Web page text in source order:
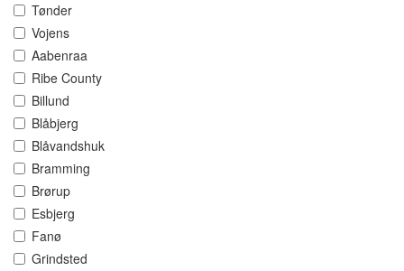
Tønder
Vojens
Aabenraa
Ribe County
Billund
Blåbjerg
Blåvandshuk
Bramming
Brørup
Esbjerg
Fanø
Grindsted